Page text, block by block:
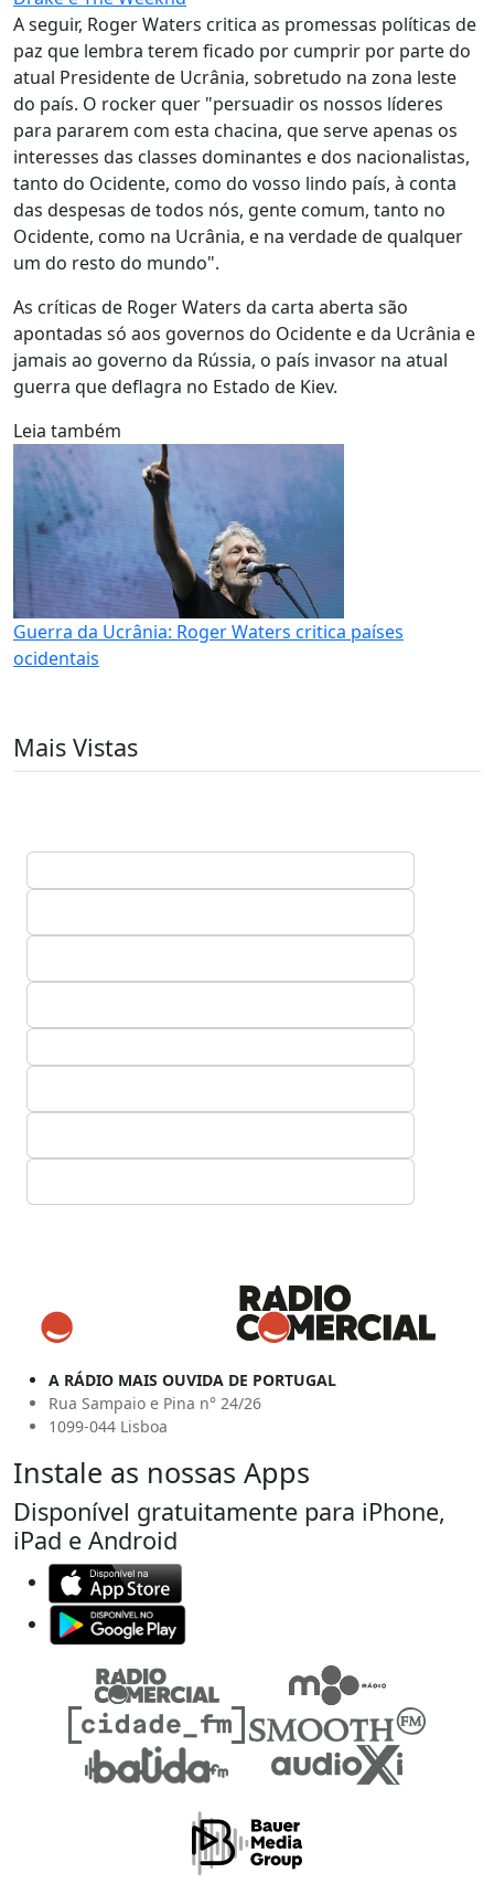
A seguir, Roger Waters critica as promessas políticas de
paz que lembra terem ficado por cumprir por parte do
atual Presidente de Ucrânia, sobretudo na zona leste
do país. O rocker quer "persuadir os nossos líderes
para pararem com esta chacina, que serve apenas os
interesses das classes dominantes e dos nacionalistas,
tanto do Ocidente, como do vosso lindo país, à conta
das despesas de todos nós, gente comum, tanto no
Ocidente, como na Ucrânia, e na verdade de qualquer
um do resto do mundo".
As críticas de Roger Waters da carta aberta são
apontadas só aos governos do Ocidente e da Ucrânia e
jamais ao governo da Rússia, o país invasor na atual
guerra que deflagra no Estado de Kiev.
Leia também
Guerra da Ucrânia: Roger Waters critica países
ocidentais
Mais Vistas
A RÁDIO MAIS OUVIDA DE PORTUGAL
Rua Sampaio e Pina n° 24/26
1099-044 Lisboa
Instale as nossas Apps
Disponível gratuitamente para iPhone,
iPad e Android